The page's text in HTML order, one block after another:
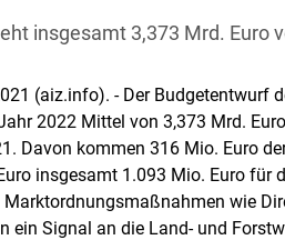
insgesamt 3,373 Mrd. Euro
(aiz.info). - Der Budgetentwurf
2022 Mittel von 3,373 Mrd.
Davon kommen 316 Mio. Euro
insgesamt 1.093 Mio. Euro für
Marktordnungsmaßnahmen wie
ein Signal an die Land- und